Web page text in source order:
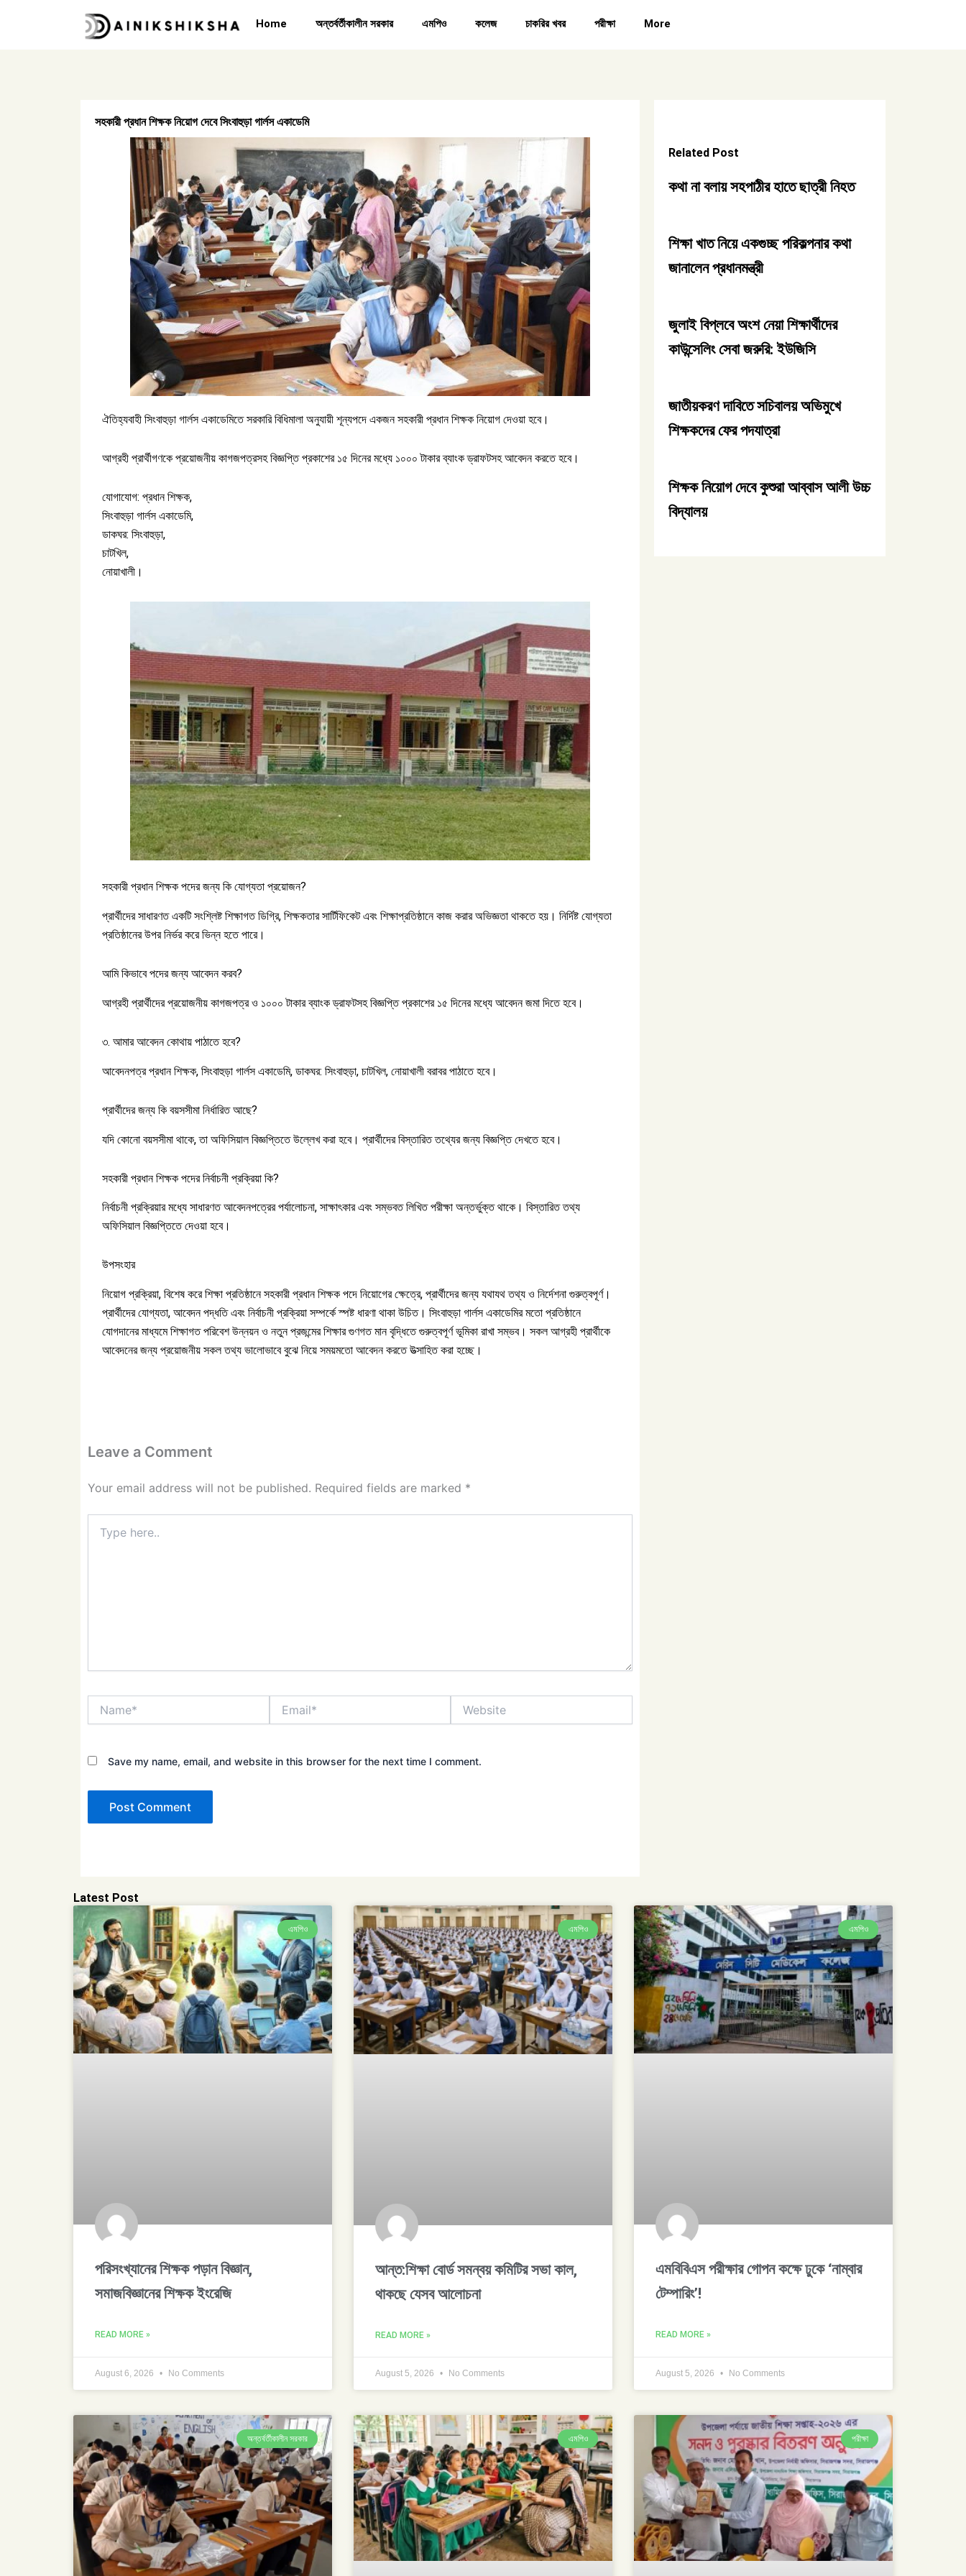
Home অন্তর্বর্তীকালীন সরকার এমপিও কলেজ চাকরির খবর পরীক্ষা More
সহকারী প্রধান শিক্ষক নিয়োগ দেবে সিংবাহুড়া গার্লস একাডেমি
ঐতিহ্যবাহী সিংবাহুড়া গার্লস একাডেমিতে সরকারি বিধিমালা অনুযায়ী শূন্যপদে একজন সহকারী প্রধান শিক্ষক নিয়োগ দেওয়া হবে।
আগ্রহী প্রার্থীগণকে প্রয়োজনীয় কাগজপত্রসহ বিজ্ঞপ্তি প্রকাশের ১৫ দিনের মধ্যে ১০০০ টাকার ব্যাংক ড্রাফটসহ আবেদন করতে হবে।
যোগাযোগ: প্রধান শিক্ষক,
সিংবাহুড়া গার্লস একাডেমি,
ডাকঘর: সিংবাহুড়া,
চাটখিল,
নোয়াখালী।
সহকারী প্রধান শিক্ষক পদের জন্য কি যোগ্যতা প্রয়োজন?
প্রার্থীদের সাধারণত একটি সংশ্লিষ্ট শিক্ষাগত ডিগ্রি, শিক্ষকতার সার্টিফিকেট এবং শিক্ষাপ্রতিষ্ঠানে কাজ করার অভিজ্ঞতা থাকতে হয়। নির্দিষ্ট যোগ্যতা
প্রতিষ্ঠানের উপর নির্ভর করে ভিন্ন হতে পারে।
আমি কিভাবে পদের জন্য আবেদন করব?
আগ্রহী প্রার্থীদের প্রয়োজনীয় কাগজপত্র ও ১০০০ টাকার ব্যাংক ড্রাফটসহ বিজ্ঞপ্তি প্রকাশের ১৫ দিনের মধ্যে আবেদন জমা দিতে হবে।
৩. আমার আবেদন কোথায় পাঠাতে হবে?
আবেদনপত্র প্রধান শিক্ষক, সিংবাহুড়া গার্লস একাডেমি, ডাকঘর: সিংবাহুড়া, চাটখিল, নোয়াখালী বরাবর পাঠাতে হবে।
প্রার্থীদের জন্য কি বয়সসীমা নির্ধারিত আছে?
যদি কোনো বয়সসীমা থাকে, তা অফিসিয়াল বিজ্ঞপ্তিতে উল্লেখ করা হবে। প্রার্থীদের বিস্তারিত তথ্যের জন্য বিজ্ঞপ্তি দেখতে হবে।
সহকারী প্রধান শিক্ষক পদের নির্বাচনী প্রক্রিয়া কি?
নির্বাচনী প্রক্রিয়ার মধ্যে সাধারণত আবেদনপত্রের পর্যালোচনা, সাক্ষাৎকার এবং সম্ভবত লিখিত পরীক্ষা অন্তর্ভুক্ত থাকে। বিস্তারিত তথ্য
অফিসিয়াল বিজ্ঞপ্তিতে দেওয়া হবে।
উপসংহার
নিয়োগ প্রক্রিয়া, বিশেষ করে শিক্ষা প্রতিষ্ঠানে সহকারী প্রধান শিক্ষক পদে নিয়োগের ক্ষেত্রে, প্রার্থীদের জন্য যথাযথ তথ্য ও নির্দেশনা গুরুত্বপূর্ণ।
প্রার্থীদের যোগ্যতা, আবেদন পদ্ধতি এবং নির্বাচনী প্রক্রিয়া সম্পর্কে স্পষ্ট ধারণা থাকা উচিত। সিংবাহুড়া গার্লস একাডেমির মতো প্রতিষ্ঠানে
যোগদানের মাধ্যমে শিক্ষাগত পরিবেশ উন্নয়ন ও নতুন প্রজন্মের শিক্ষার গুণগত মান বৃদ্ধিতে গুরুত্বপূর্ণ ভূমিকা রাখা সম্ভব। সকল আগ্রহী প্রার্থীকে
আবেদনের জন্য প্রয়োজনীয় সকল তথ্য ভালোভাবে বুঝে নিয়ে সময়মতো আবেদন করতে উত্সাহিত করা হচ্ছে।
Leave a Comment
Your email address will not be published. Required fields are marked *
here..
Save my name, email, and website in this browser for the next time I comment.
Related Post
কথা না বলায় সহপাঠীর হাতে ছাত্রী নিহত
শিক্ষা খাত নিয়ে একগুচ্ছ পরিকল্পনার কথা
জানালেন প্রধানমন্ত্রী
জুলাই বিপ্লবে অংশ নেয়া শিক্ষার্থীদের
কাউন্সেলিং সেবা জরুরি: ইউজিসি
জাতীয়করণ দাবিতে সচিবালয় অভিমুখে
শিক্ষকদের ফের পদযাত্রা
শিক্ষক নিয়োগ দেবে কুশুরা আব্বাস আলী উচ্চ
বিদ্যালয়
Latest Post
এমপিও
পরিসংখ্যানের শিক্ষক পড়ান বিজ্ঞান,
সমাজবিজ্ঞানের শিক্ষক ইংরেজি
READ MORE »
August 6, 2026 No Comments
এমপিও
আন্ত:শিক্ষা বোর্ড সমন্বয় কমিটির সভা কাল,
থাকছে যেসব আলোচনা
READ MORE »
August 5, 2026 No Comments
এমপিও
এমবিবিএস পরীক্ষার গোপন কক্ষে ঢুকে ‘নাম্বার
টেম্পারিং’!
READ MORE »
August 5, 2026 No Comments
অন্তর্বর্তীকালীন সরকার এমপিও পরীক্ষা